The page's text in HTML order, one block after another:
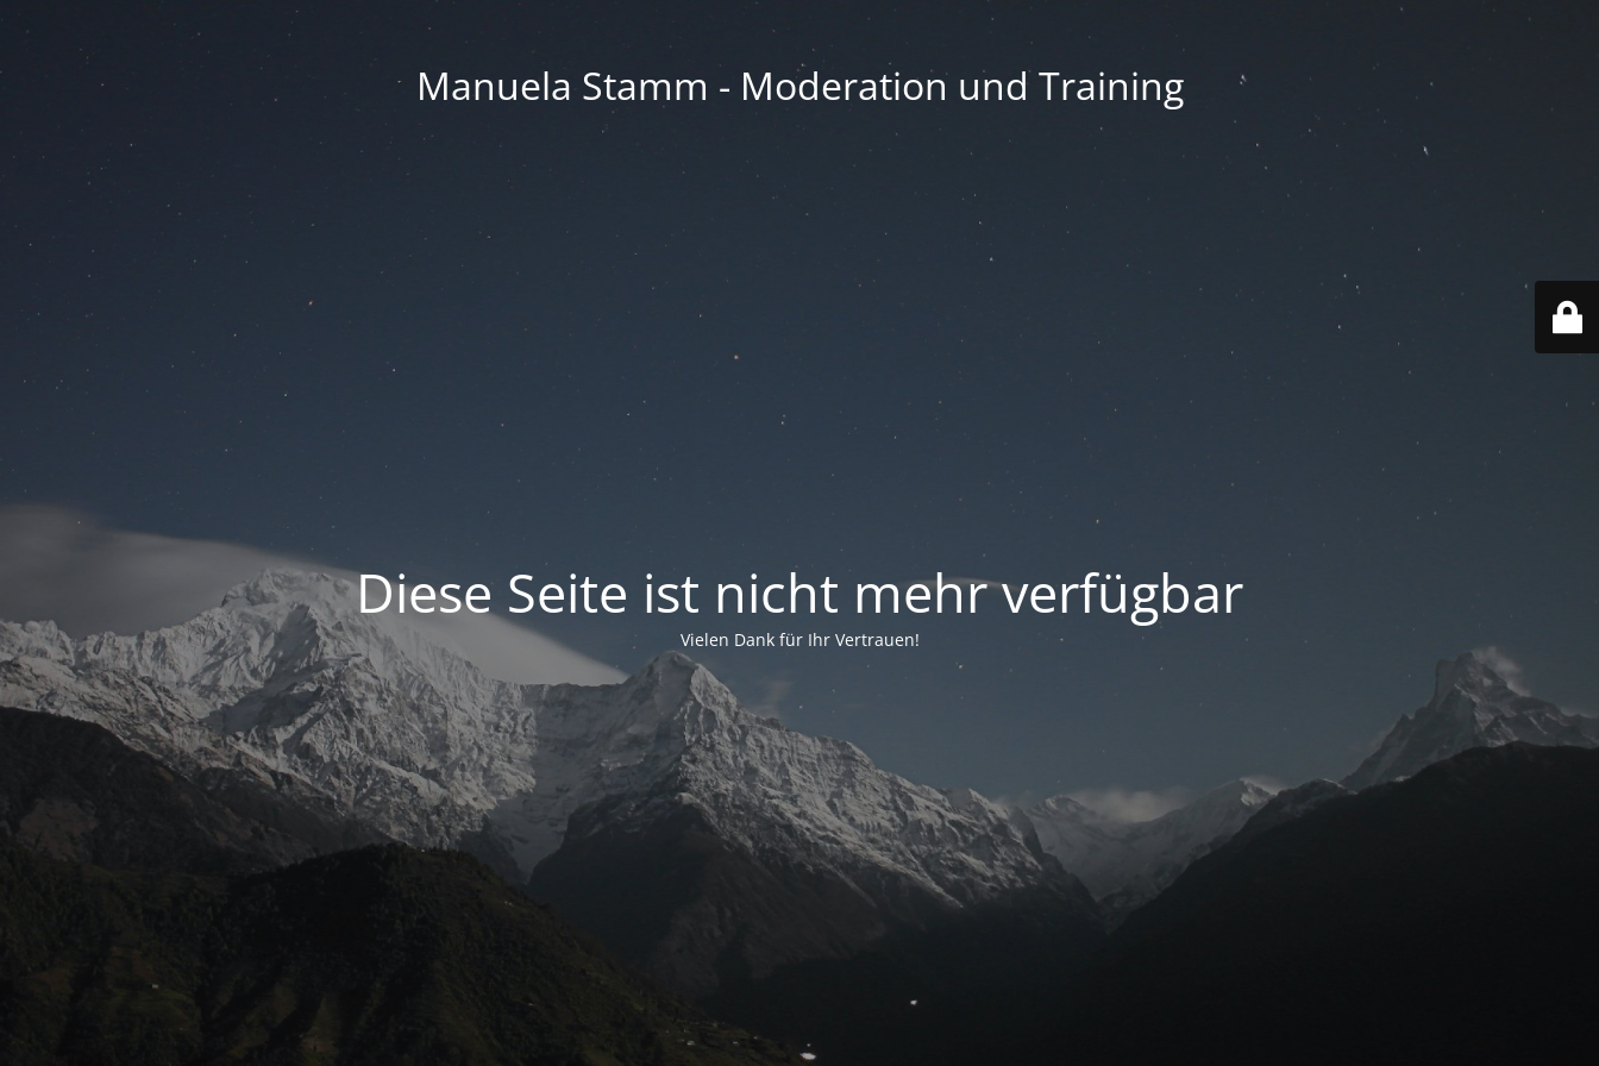
Manuela Stamm - Moderation und Training
Diese Seite ist nicht mehr verfügbar
Vielen Dank für Ihr Vertrauen!